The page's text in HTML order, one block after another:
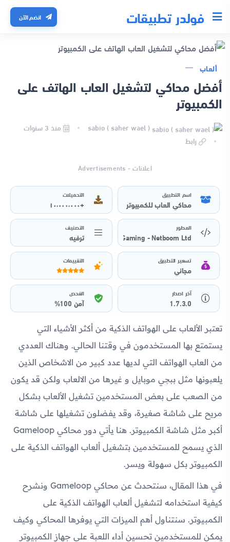
فولدر تطبيقات انضم الآن
ألعاب
أفضل محاكي لتشغيل العاب الهاتف على
الكمبيوتر
منذ 3 سنوات
رابط
اعلانات - Advertisements
اسم التطبيق
محاكي العاب للكمبيوتر
التحميلات
+١٠٬٠٠٠٬٠٠٠
المطور
Yearly Selection Cloud Gaming - Netboom Ltd.
التصنيف
ترفيه
تسعير التطبيق
مجاني
التقييمات
آخر اصدار
1.7.3.0
الفحص
آمن 100%
تعتبر الألعاب على الهواتف الذكية من أكثر الأشياء التي
يستمتع بها المستخدمون في وقتنا الحالي. وهناك العددي
من العاب الهواتف التي لديها عدد كبير من الاشخاص الذين
يلعبونها مثل ببچي موبايل و غيرها من الالعاب ولكن قد يكون
من الصعب على بعض المستخدمين تشغيل الألعاب بشكل
مريح على شاشة صغيرة، وقد يفضلون تشغيلها على شاشة
أكبر مثل شاشة الكمبيوتر. هنا يأتي دور محاكي Gameloop
الذي يسمح للمستخدمين بتشغيل ألعاب الهواتف الذكية على
الكمبيوتر بكل سهولة ويسر.
في هذا المقال، سنتحدث عن محاكي Gameloop ونشرح
كيفية استخدامه لتشغيل ألعاب الهواتف الذكية على
الكمبيوتر. سنتناول أهم الميزات التي يوفرها المحاكي وكيف
يمكن للمستخدمين تحسين أداء اللعبة على جهاز الكمبيوتر